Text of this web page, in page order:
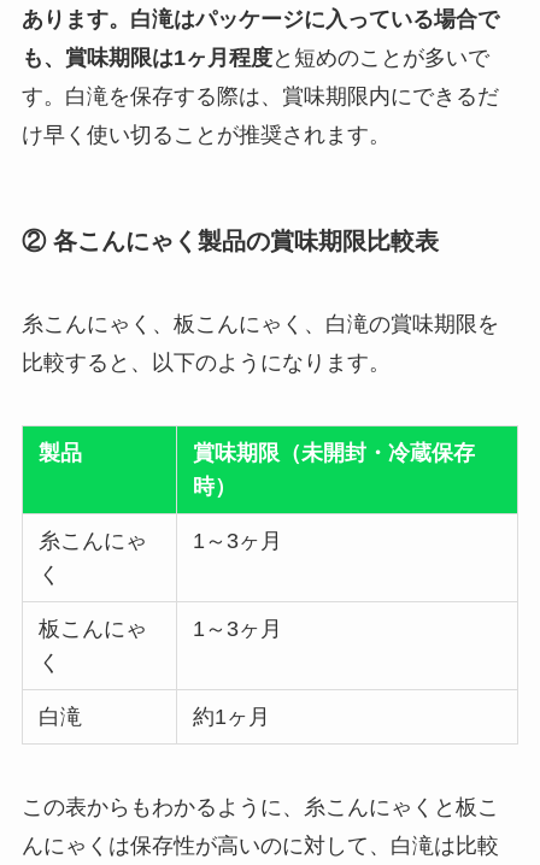
あります。白滝はパッケージに入っている場合で
も、賞味期限は1ヶ月程度と短めのことが多いで
す。白滝を保存する際は、賞味期限内にできるだ
け早く使い切ることが推奨されます。
② 各こんにゃく製品の賞味期限比較表
糸こんにゃく、板こんにゃく、白滝の賞味期限を
比較すると、以下のようになります。
製品
賞味期限（未開封・冷蔵保存
時）
糸こんにゃ
く
1～3ヶ月
板こんにゃ
く
1～3ヶ月
白滝 約1ヶ月
この表からもわかるように、糸こんにゃくと板こ
んにゃくは保存性が高いのに対して、白滝は比較